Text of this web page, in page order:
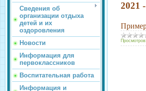
Сведения об
организации отдыха
детей и их
оздоровления
Новости
Информация для
первоклассников
Воспитательная работа
Информация и
2021
Просмотров: